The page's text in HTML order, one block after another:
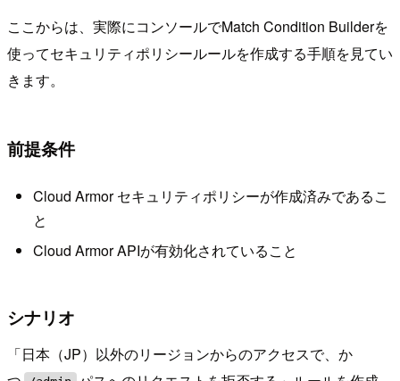
ここからは、実際にコンソールでMatch Condition Builderを
使ってセキュリティポリシールールを作成する手順を見てい
きます。
前提条件
Cloud Armor セキュリティポリシーが作成済みであるこ
と
Cloud Armor APIが有効化されていること
シナリオ
「日本（JP）以外のリージョンからのアクセスで、か